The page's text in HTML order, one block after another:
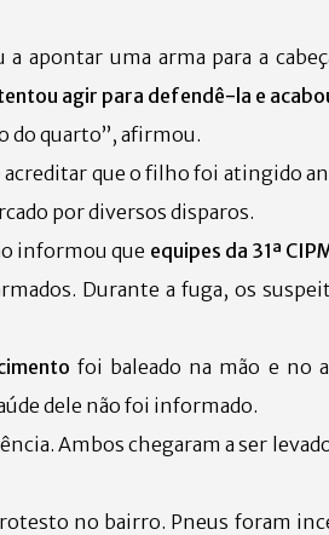
apontar uma arma para a
agir para defendê-la e
do quarto”, afirmou.
acreditar que o filho foi atingido
por diversos disparos.
informou que equipes da 31ª
Durante a fuga, os
foi baleado na mão e no
dele não foi informado.
Ambos chegaram a ser
no bairro. Pneus foram